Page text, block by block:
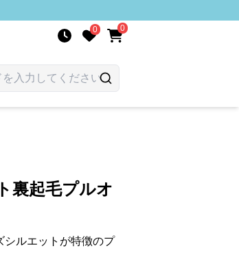
0 0
裏起毛プルオ
シルエットが特徴のプ